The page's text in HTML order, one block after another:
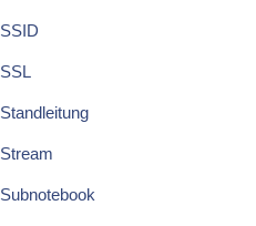
SSID
SSL
Standleitung
Stream
Subnotebook